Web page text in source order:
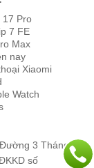
2.199.000đ
2.899.000đ
2.599.000đ
17 Pro
7 FE
Max
nay
Xiaomi
Watch
3 Tháng 2,
số